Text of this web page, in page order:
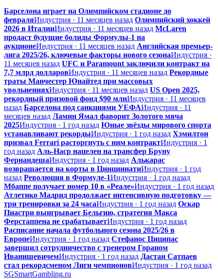
Барселона играет на Олимпийском стадионе до
февраляИндустрия · 11 месяцев назад Олимпийский хоккей
2026 в ИталииИндустрия · 11 месяцев назад McLaren
продаст будущие болиды Формулы-1 на
аукционеИндустрия · 11 месяцев назад Английская премьер-
лига 2025/26, ключевые факторы нового сезонаИндустрия ·
11 месяцев назад UFC и Paramount заключили контракт на
7,7 млрд долларовИндустрия · 11 месяцев назад Рекордные
траты Манчестер Юнайтед при массовых
увольненияхИндустрия · 11 месяцев назад US Open 2025,
рекордный призовой фонд $90 млнИндустрия · 11 месяцев
назад Барселона под санкциями УЕФАИндустрия · 11
месяцев назад Ламин Ямал фаворит Золотого мяча
2025Индустрия · 1 год назад Юные звёзды мирового спорта
устанавливают рекордыИндустрия · 1 год назад Хэмилтон
призвал Ferrari расторгнуть с ним контрактИндустрия · 1
год назад Аль-Наср нацелен на трансфер Бруну
ФернандешаИндустрия · 1 год назад Алькарас
возвращается на корты в ЦинциннатиИндустрия · 1 год
назад Революция в Формуле-1Индустрия · 1 год назад
Мбаппе получает номер 10 в «Реале»Индустрия · 1 год назад
Атлетико Мадрид продолжает интенсивную подготовку —
три тренировки за 24 часаИндустрия · 1 год назад Оскар
Пиастри выигрывает Бельгию, стратегия Макса
Ферстаппена не срабатываетИндустрия · 1 год назад
Расписание начала футбольного сезона 2025/26 в
ЕвропеИндустрия · 1 год назад Стефанос Циципас
завершил сотрудничество с тренером Гораном
ИванишевичемИндустрия · 1 год назад Дастан Сатпаев
стал рекордсменом Лиги чемпионовИндустрия · 1 год назад
SGSmartGambling.ru